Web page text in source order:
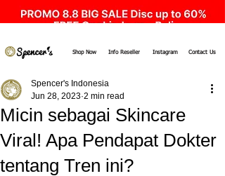
Shop Now Info Reseller Instagram Contact Us
Micin sebagai Skincare
Viral! Apa Pendapat Dokter
tentang Tren ini?
Spencer's Indonesia
Jun 28, 2023 2 min read